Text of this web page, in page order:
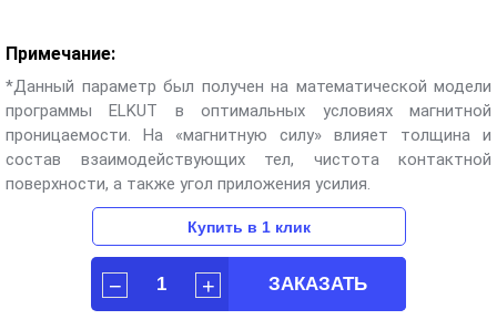
Примечание:
*Данный параметр был получен на математической модели
программы ELKUT в оптимальных условиях магнитной
проницаемости. На «магнитную силу» влияет толщина и
состав взаимодействующих тел, чистота контактной
поверхности, а также угол приложения усилия.